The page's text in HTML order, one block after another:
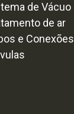
de Vácuo
de ar
e Conexões